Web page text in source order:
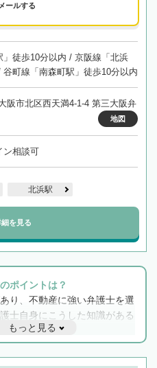
メールする
」徒歩10分以内 / 京阪線「北浜
町線「南森町駅」徒歩10分以内
阪市北区西天満4-1-4 第三大阪弁
地図
ン相談可
北浜駅
細を見る
ポイントは？
り、不動産に強い弁護士を選
士自身にこうした知識がある
もスムーズに進み、トラブル
続をトータルで任せることが
相続は感情がからむ分野なの
もっと見る